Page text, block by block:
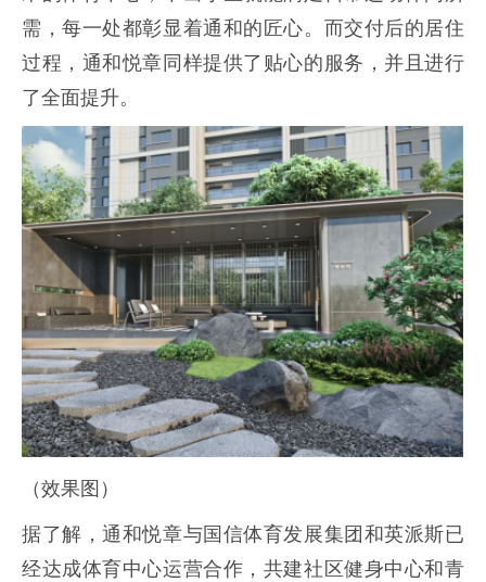
需，每一处都彰显着通和的匠心。而交付后的居住
过程，通和悦章同样提供了贴心的服务，并且进行
了全面提升。
（效果图）
据了解，通和悦章与国信体育发展集团和英派斯已
经达成体育中心运营合作，共建社区健身中心和青